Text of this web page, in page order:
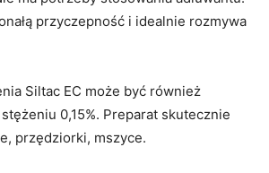
przyczepność i idealnie rozmywa
Siltac EC może być również
0,15%. Preparat skutecznie
przędziorki, mszyce.